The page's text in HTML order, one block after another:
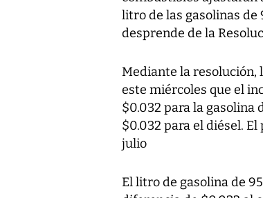
litro de las gasolinas de
desprende de la
Mediante la resolución,
este miércoles que el
$0.032 para la gasolina
$0.032 para el diésel.
julio
El litro de gasolina de